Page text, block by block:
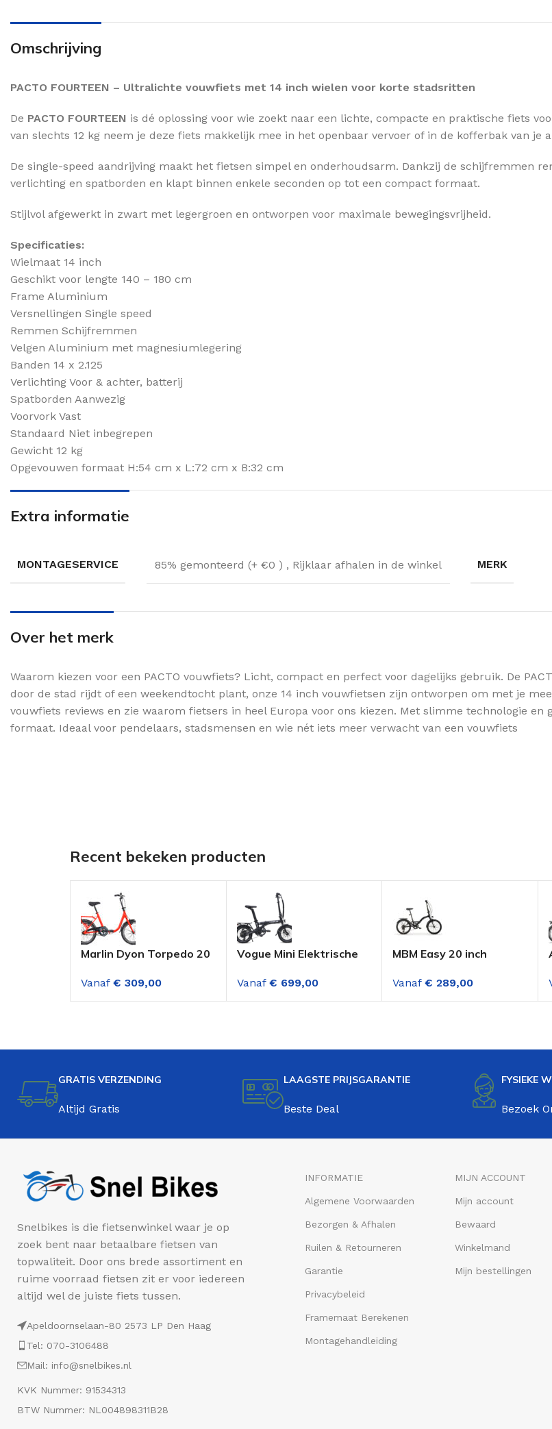
Omschrijving
PACTO FOURTEEN – Ultralichte vouwfiets met 14 inch wielen voor korte stadsritten
De PACTO FOURTEEN is dé oplossing voor wie zoekt naar een lichte, compacte en praktische fiets
van slechts 12 kg neem je deze fiets makkelijk mee in het openbaar vervoer of in de kofferbak van je
De single-speed aandrijving maakt het fietsen simpel en onderhoudsarm. Dankzij de schijfremmen
verlichting en spatborden en klapt binnen enkele seconden op tot een compact formaat.
Stijlvol afgewerkt in zwart met legergroen en ontworpen voor maximale bewegingsvrijheid.
Specificaties:
Wielmaat 14 inch
Geschikt voor lengte 140 – 180 cm
Frame Aluminium
Versnellingen Single speed
Remmen Schijfremmen
Velgen Aluminium met magnesiumlegering
Banden 14 x 2.125
Verlichting Voor & achter, batterij
Spatborden Aanwezig
Voorvork Vast
Standaard Niet inbegrepen
Gewicht 12 kg
Opgevouwen formaat H:54 cm x L:72 cm x B:32 cm
Extra informatie
MONTAGESERVICE 85% gemonteerd (+ €0 ) , Rijklaar afhalen in de winkel MERK
Over het merk
Waarom kiezen voor een PACTO vouwfiets? Licht, compact en perfect voor dagelijks gebruik. De
door de stad rijdt of een weekendtocht plant, onze 14 inch vouwfietsen zijn ontworpen om met je
vouwfiets reviews en zie waarom fietsers in heel Europa voor ons kiezen. Met slimme technologie
formaat. Ideaal voor pendelaars, stadsmensen en wie nét iets meer verwacht van een vouwfiets
Recent bekeken producten
Marlin Dyon Torpedo 20
Vanaf € 309,00
Vogue Mini Elektrische
Versnellingen 16 inch
Mat Zwart
Vanaf € 699,00
MBM Easy 20 inch
versnellingen Mat Zwart
Vanaf € 289,00
GRATIS VERZENDING
Altijd Gratis
LAAGSTE PRIJSGARANTIE
Beste Deal
FYSIEKE
Bezoek
Snelbikes is die fietsenwinkel waar je op
zoek bent naar betaalbare fietsen van
topwaliteit. Door ons brede assortiment en
ruime voorraad fietsen zit er voor iedereen
altijd wel de juiste fiets tussen.
Apeldoornselaan-80 2573 LP Den Haag
Tel: 070-3106488
Mail: info@snelbikes.nl
KVK Nummer: 91534313
BTW Nummer: NL004898311B28
INFORMATIE
Algemene Voorwaarden
Bezorgen & Afhalen
Ruilen & Retourneren
Garantie
Privacybeleid
Framemaat Berekenen
Montagehandleiding
MIJN ACCOUNT
Mijn account
Bewaard
Winkelmand
Mijn bestellingen